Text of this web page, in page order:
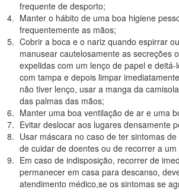
frequente de desporto;
Manter o hábito de uma boa higiene
frequentemente as mãos;
Cobrir a boca e o nariz quando espirrar
manusear cautelosamente as secreções
expelidas com um lenço de papel e
com tampa e depois limpar
não tiver lenço, usar a manga da
das palmas das mãos;
Manter uma boa ventilação de ar e uma
Evitar deslocar aos lugares densamente
Usar máscara no caso de ter sintomas
de cuidar de doentes ou de recorrer a
Em caso de indisposição, recorrer de
permanecer em casa para descanso,
atendimento médico,se os sintomas se